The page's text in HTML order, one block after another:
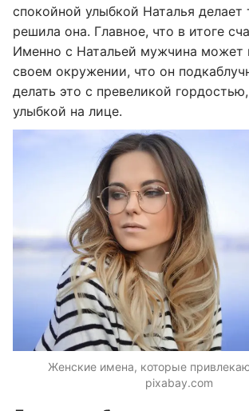
спокойной улыбкой Наталья делает
решила она. Главное, что в итоге
Именно с Натальей мужчина может
своем окружении, что он
делать это с превеликой
улыбкой на лице.
Женские имена, которые
pixabay.com